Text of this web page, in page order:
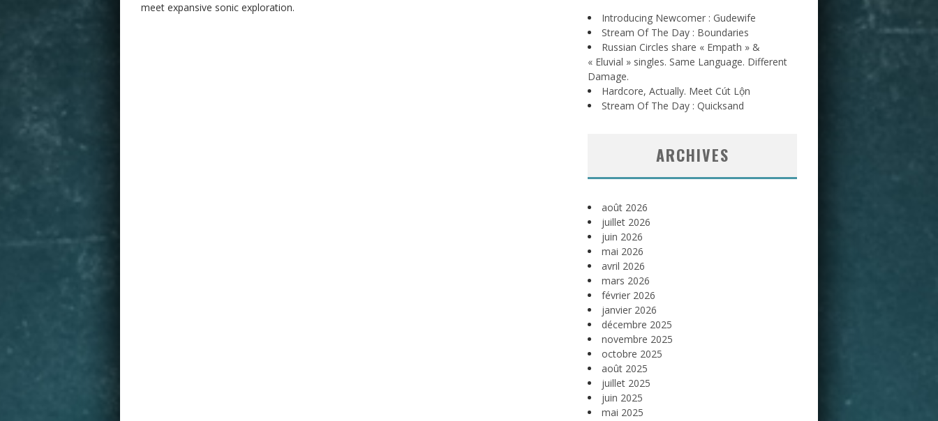
meet expansive sonic exploration.
Introducing Newcomer : Gudewife
Stream Of The Day : Boundaries
Russian Circles share « Empath » &
« Eluvial » singles. Same Language. Different
Damage.
Hardcore, Actually. Meet Cút Lộn
Stream Of The Day : Quicksand
ARCHIVES
août 2026
juillet 2026
juin 2026
mai 2026
avril 2026
mars 2026
février 2026
janvier 2026
décembre 2025
novembre 2025
octobre 2025
août 2025
juillet 2025
juin 2025
mai 2025